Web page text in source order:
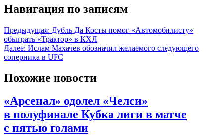
Навигация по записям
Предыдущая: Дубль Да Косты помог «Автомобилисту»
обыграть «Трактор» в КХЛ
Далее: Ислам Махачев обозначил желаемого следующего
соперника в UFC
Похожие новости
«Арсенал» одолел «Челси»
в полуфинале Кубка лиги в матче
с пятью голами